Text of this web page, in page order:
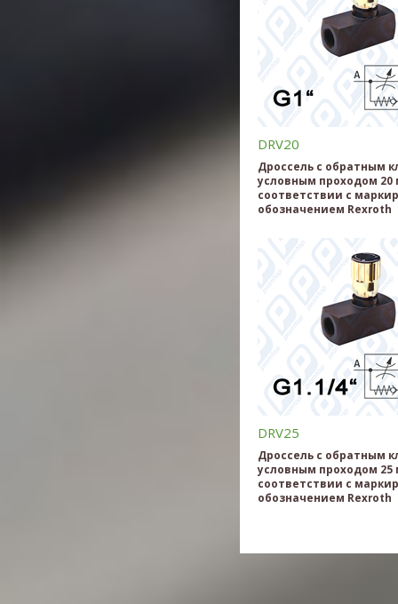
DRV20
Дроссель с обратным
условным проходом 20
соответствии с
обозначением Rexroth
DRV25
Дроссель с обратным
условным проходом 25
соответствии с
обозначением Rexroth